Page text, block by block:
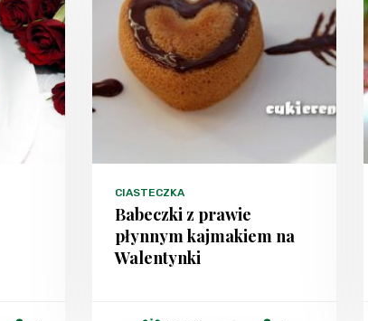
CIASTECZKA
Babeczki z prawie
płynnym kajmakiem na
Walentynki